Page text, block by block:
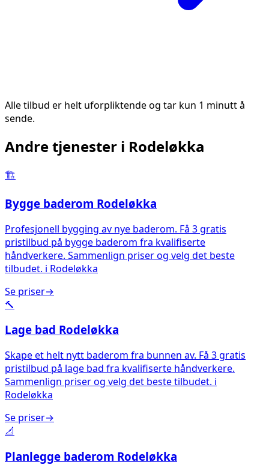
Alle tilbud er helt uforpliktende og tar kun 1 minutt å
sende.
Andre tjenester i Rodeløkka
🏗️
Bygge baderom Rodeløkka
Profesjonell bygging av nye baderom. Få 3 gratis
pristilbud på bygge baderom fra kvalifiserte
håndverkere. Sammenlign priser og velg det beste
tilbudet. i Rodeløkka
Se priser→
🔨
Lage bad Rodeløkka
Skape et helt nytt baderom fra bunnen av. Få 3 gratis
pristilbud på lage bad fra kvalifiserte håndverkere.
Sammenlign priser og velg det beste tilbudet. i
Rodeløkka
Se priser→
📐
Planlegge baderom Rodeløkka